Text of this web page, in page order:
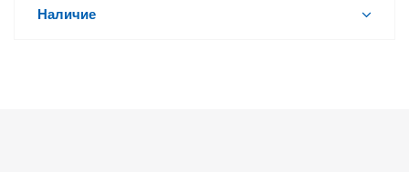
Наличие